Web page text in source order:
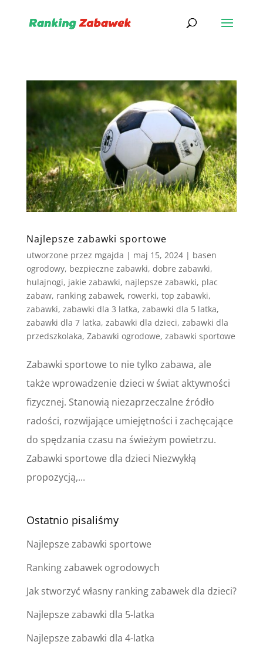
Najlepsze zabawki sportowe
utworzone przez mgajda | maj 15, 2024| basen
ogrodowy, bezpieczne zabawki, dobre zabawki,
hulajnogi, jakie zabawki, najlepsze zabawki, plac
zabaw, ranking zabawek, rowerki, top zabawki,
zabawki, zabawki dla 3 latka, zabawki dla 5 latka,
zabawki dla 7 latka, zabawki dla dzieci, zabawki dla
przedszkolaka, Zabawki ogrodowe, zabawki sportowe
Zabawki sportowe to nie tylko zabawa, ale
także wprowadzenie dzieci w świat aktywności
fizycznej. Stanowią niezaprzeczalne źródło
radości, rozwijające umiejętności i zachęcające
do spędzania czasu na świeżym powietrzu.
Zabawki sportowe dla dzieci Niezwykłą
propozycją,...
Ostatnio pisaliśmy
Najlepsze zabawki sportowe
Ranking zabawek ogrodowych
Jak stworzyć własny ranking zabawek dla dzieci?
Najlepsze zabawki dla 5-latka
Najlepsze zabawki dla 4-latka